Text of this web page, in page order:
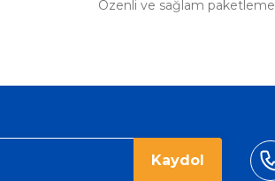
Özenli ve sağlam paketleme
Kaydol